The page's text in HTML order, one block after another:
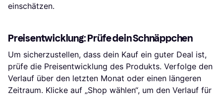
einschätzen.
Preisentwicklung: Prüfe dein Schnäppchen
Um sicherzustellen, dass dein Kauf ein guter Deal ist,
prüfe die Preisentwicklung des Produkts. Verfolge den
Verlauf über den letzten Monat oder einen längeren
Zeitraum. Klicke auf „Shop wählen“, um den Verlauf für